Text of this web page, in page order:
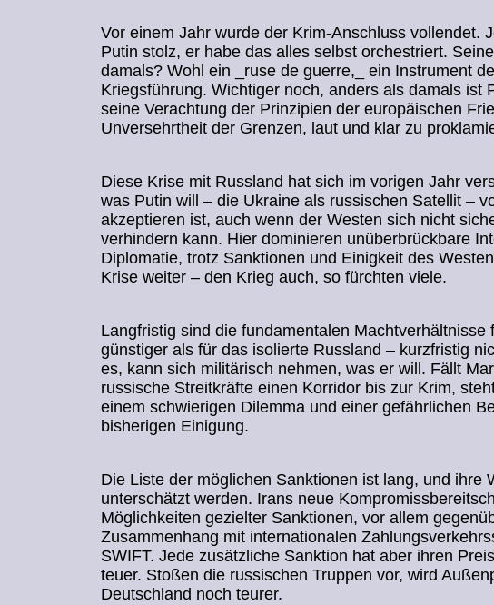
Vor einem Jahr wurde der Krim-Anschluss vollendet.
Putin stolz, er habe das alles selbst orchestriert.
damals? Wohl ein _ruse de guerre,_ ein Instrument
Kriegsführung. Wichtiger noch, anders als damals ist
seine Verachtung der Prinzipien der europäischen
Unversehrtheit der Grenzen, laut und klar zu
Diese Krise mit Russland hat sich im vorigen Jahr
was Putin will – die Ukraine als russischen Satellit –
akzeptieren ist, auch wenn der Westen sich nicht
verhindern kann. Hier dominieren unüberbrückbare
Diplomatie, trotz Sanktionen und Einigkeit des
Krise weiter – den Krieg auch, so fürchten viele.
Langfristig sind die fundamentalen Machtverhältnisse
günstiger als für das isolierte Russland – kurzfristig
es, kann sich militärisch nehmen, was er will. Fällt
russische Streitkräfte einen Korridor bis zur Krim,
einem schwierigen Dilemma und einer gefährlichen
bisherigen Einigung.
Die Liste der möglichen Sanktionen ist lang, und ihre
unterschätzt werden. Irans neue
Möglichkeiten gezielter Sanktionen, vor allem
Zusammenhang mit internationalen
SWIFT. Jede zusätzliche Sanktion hat aber ihren
teuer. Stoßen die russischen Truppen vor, wird
Deutschland noch teurer.